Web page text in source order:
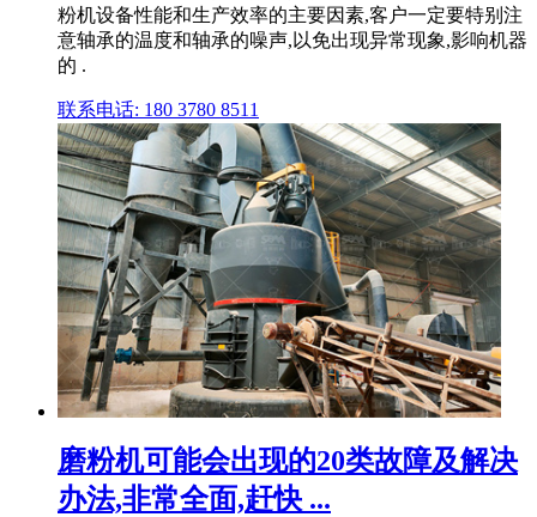
粉机设备性能和生产效率的主要因素,客户一定要特别注
意轴承的温度和轴承的噪声,以免出现异常现象,影响机器
的 .
联系电话: 180 3780 8511
磨粉机可能会出现的20类故障及解决
办法,非常全面,赶快 ...